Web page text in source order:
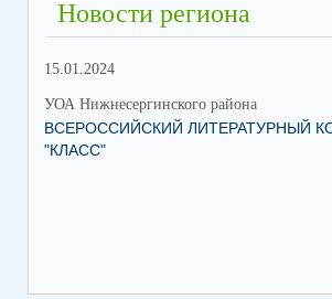
Новости региона
15.01.2024
УОА Нижнесергинского района
ВСЕРОССИЙСКИЙ ЛИТЕРАТУРНЫЙ
"КЛАСС"